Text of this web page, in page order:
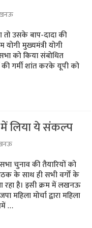
उसके बाप-दादा की
योगी मुख्यमंत्री योगी
को किया संबोधित
गर्मी शांत करके यूपी को
में लिया ये संकल्प
चुनाव की तैयारियों को
के साथ ही सभी वर्गों के
रहा है। इसी क्रम में लखनऊ
मोर्चा द्वारा महिला
…